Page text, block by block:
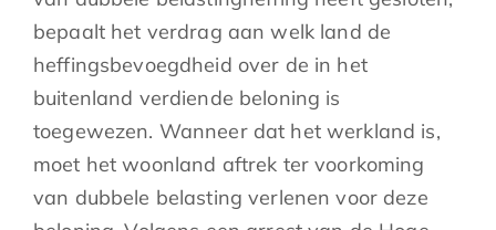
bepaalt het verdrag aan welk land de
heffingsbevoegdheid over de in het
buitenland verdiende beloning is
toegewezen. Wanneer dat het werkland is,
moet het woonland aftrek ter voorkoming
van dubbele belasting verlenen voor deze